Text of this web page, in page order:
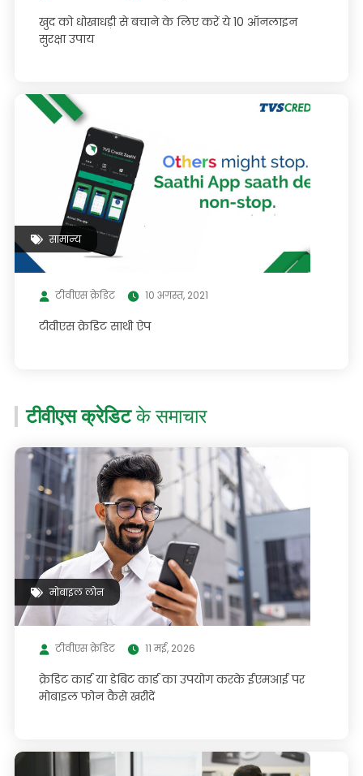
खुद को धोखाधड़ी से बचाने के लिए करें ये 10 ऑनलाइन
सुरक्षा उपाय
सामान्य
टीवीएस क्रेडिट 10 अगस्त, 2021
टीवीएस क्रेडिट साथी ऐप
टीवीएस क्रेडिटके समाचार
मोबाइल लोन
टीवीएस क्रेडिट 11 मई, 2026
क्रेडिट कार्ड या डेबिट कार्ड का उपयोग करके ईएमआई पर
मोबाइल फोन कैसे खरीदें